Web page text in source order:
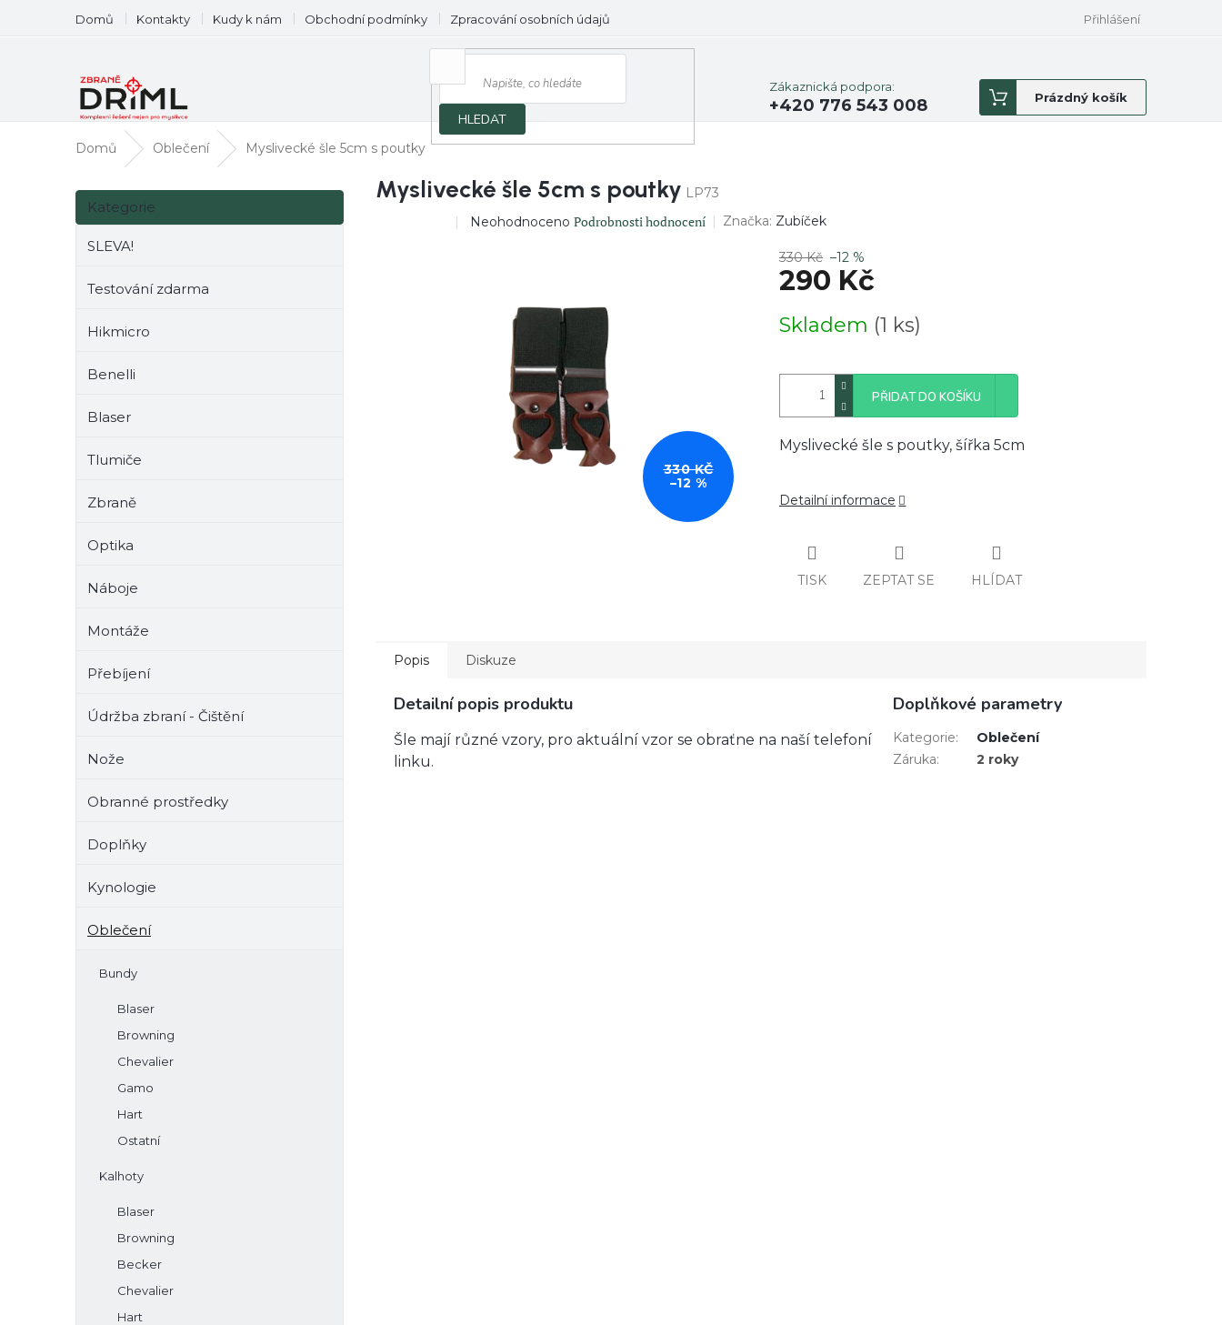
obsah
Domů Kontakty Kudy k nám Obchodní podmínky Zpracování osobních údajů Přihlášení
HLEDAT
Zákaznická podpora:
+420 776 543 008
Nákupní
košík
Prázdný košík
Domů Oblečení Myslivecké šle 5cm s poutky
P
s
Přeskočit
kategorie
Kategorie
SLEVA!
Testování zdarma
Hikmicro
Benelli
Blaser
Tlumiče
Zbraně
Optika
Náboje
Montáže
Přebíjení
Údržba zbraní - Čištění
Nože
Obranné prostředky
Doplňky
Kynologie
Oblečení
Bundy
Blaser
Browning
Chevalier
Gamo
Hart
Ostatní
Kalhoty
Blaser
Browning
Becker
Chevalier
Hart
Myslivecké šle 5cm s poutky LP73
Průměrné
hvězdiček.
Neohodnoceno Podrobnosti hodnocení Značka: Zubíček
330 KČ
–12 %
330 Kč –12 %
290 Kč
cena:
Skladem (1 ks)
PŘIDAT DO KOŠÍKU
Myslivecké šle s poutky, šířka 5cm
Detailní informace
TISK ZEPTAT SE HLÍDAT
Popis Diskuze
Detailní popis produktu
Šle mají různé vzory, pro aktuální vzor se obraťne na naší telefoní
linku.
Doplňkové parametry
Kategorie:
Oblečení
Záruka: 2 roky